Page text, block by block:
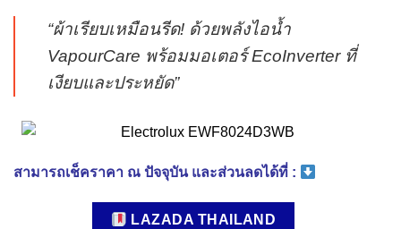
“ผ้าเรียบเหมือนรีด! ด้วยพลังไอน้ำ
VapourCare พร้อมมอเตอร์ EcoInverter ที่
เงียบและประหยัด”
สามารถเช็คราคา ณ ปัจจุบัน และส่วนลดได้ที่ :
LAZADA THAILAND